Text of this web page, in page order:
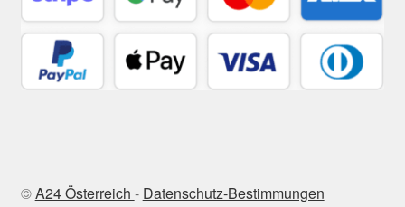
©A24 Österreich - Datenschutz-Bestimmungen